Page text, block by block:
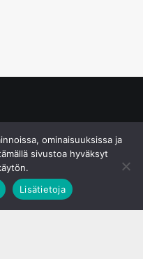
ominaisuuksissa ja
sivustoa hyväksyt
Lisätietoja